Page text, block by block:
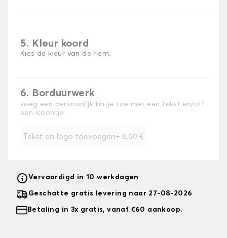
5. Kleur koord
Kies de kleur van de riem.
6. Borduurwerk
voeg een persoonlijk tintje toe met een tekst en/off
een icoontje
Tekst en logo toevoegen+ 8,00 €
Vervaardigd in 10 werkdagen
Geschatte gratis levering naar 27-08-2026
Betaling in 3x gratis, vanaf €60 aankoop.